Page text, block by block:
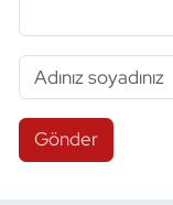
Gönder